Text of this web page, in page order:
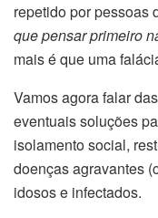
repetido por pessoas
que pensar primeiro
mais é que uma
Vamos agora falar
eventuais soluções
isolamento social,
doenças agravantes
idosos e infectados.